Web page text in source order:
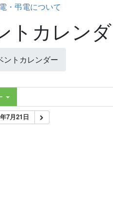
・弔電について
トカレン
ントカレンダー
7月21日